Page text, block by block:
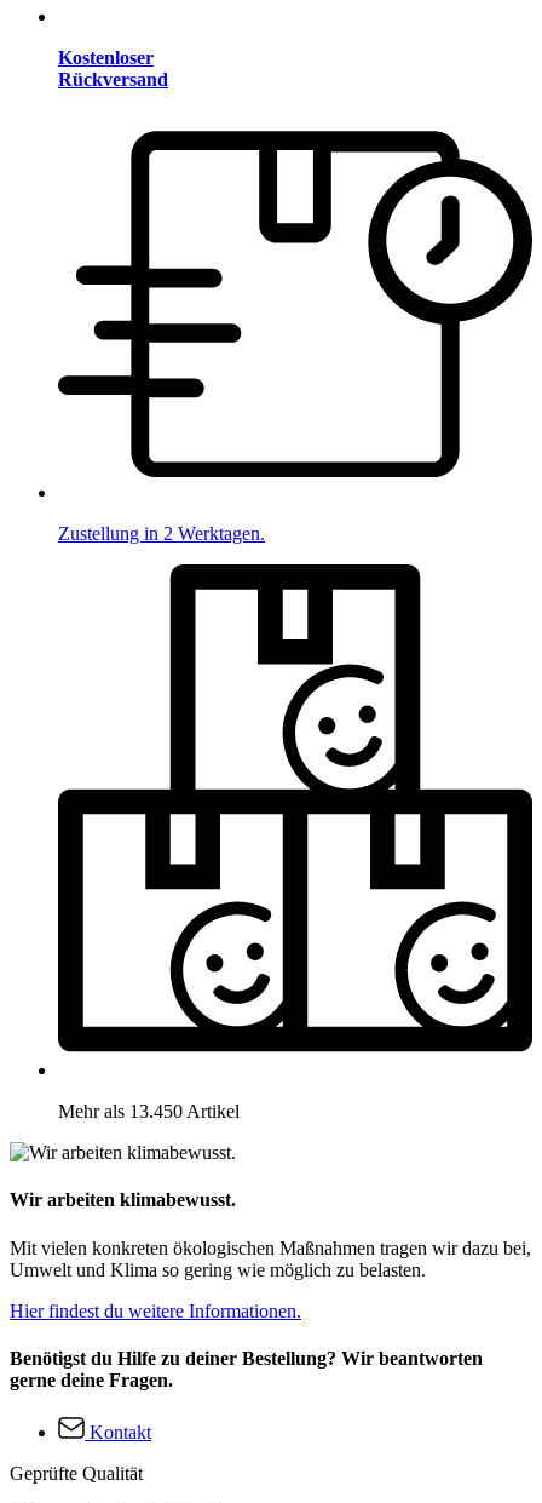
Kostenloser
Rückversand
Zustellung in 2 Werktagen.
Mehr als 13.450 Artikel
Wir arbeiten klimabewusst.
Mit vielen konkreten ökologischen Maßnahmen tragen wir dazu bei,
Umwelt und Klima so gering wie möglich zu belasten.
Hier findest du weitere Informationen.
Benötigst du Hilfe zu deiner Bestellung? Wir beantworten
gerne deine Fragen.
Kontakt
Geprüfte Qualität